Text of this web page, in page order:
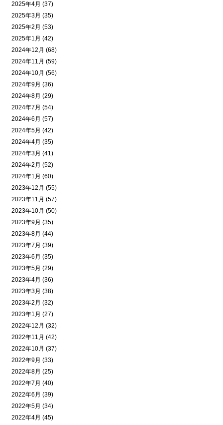
2025年4月 (37)
2025年3月 (35)
2025年2月 (53)
2025年1月 (42)
2024年12月 (68)
2024年11月 (59)
2024年10月 (56)
2024年9月 (36)
2024年8月 (29)
2024年7月 (54)
2024年6月 (57)
2024年5月 (42)
2024年4月 (35)
2024年3月 (41)
2024年2月 (52)
2024年1月 (60)
2023年12月 (55)
2023年11月 (57)
2023年10月 (50)
2023年9月 (35)
2023年8月 (44)
2023年7月 (39)
2023年6月 (35)
2023年5月 (29)
2023年4月 (36)
2023年3月 (38)
2023年2月 (32)
2023年1月 (27)
2022年12月 (32)
2022年11月 (42)
2022年10月 (37)
2022年9月 (33)
2022年8月 (25)
2022年7月 (40)
2022年6月 (39)
2022年5月 (34)
2022年4月 (45)